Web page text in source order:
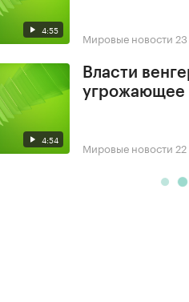
4:55 Мировые новости
4:54
Власти
угрожающее
Мировые новости